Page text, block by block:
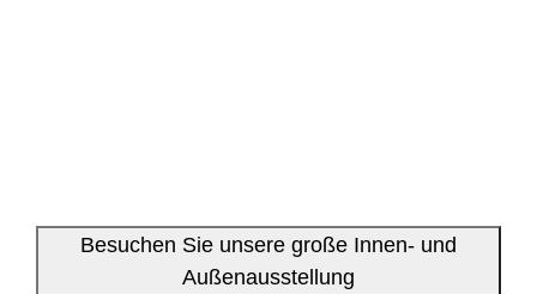
Besuchen Sie unsere große Innen- und
Außenausstellung